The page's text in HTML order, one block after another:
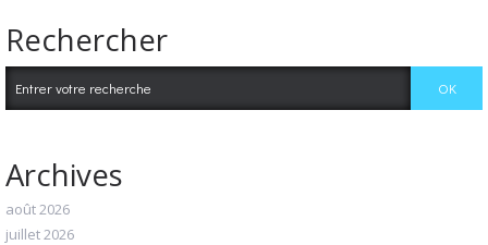
Rechercher
Archives
août 2026
juillet 2026